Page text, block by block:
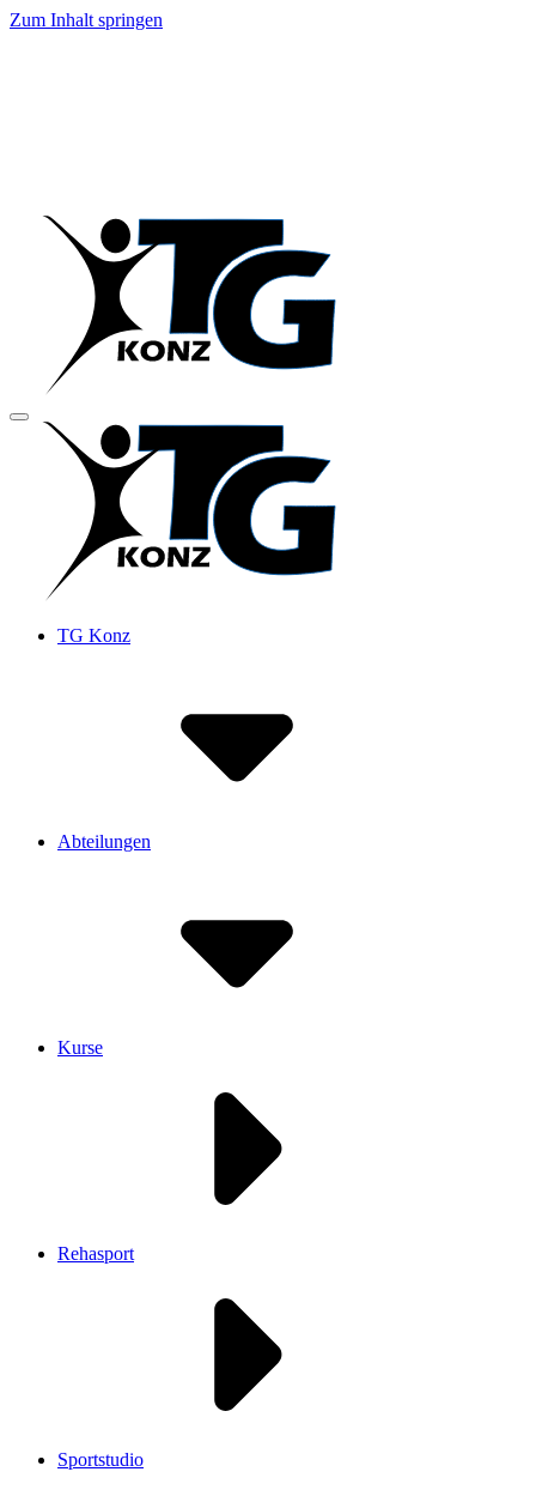
Zum Inhalt springen
TG Konz
Abteilungen
Kurse
Rehasport
Sportstudio